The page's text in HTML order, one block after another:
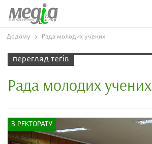
Додому Рада молодих учених
перегляд теґів
Рада молодих учених
З РЕКТОРАТУ